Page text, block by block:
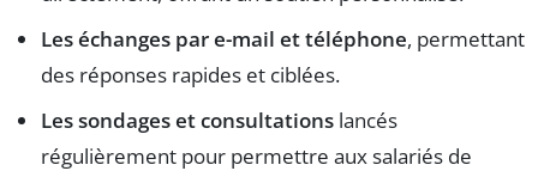
Les échanges par e-mail et téléphone, permettant
des réponses rapides et ciblées.
Les sondages et consultations lancés
régulièrement pour permettre aux salariés de